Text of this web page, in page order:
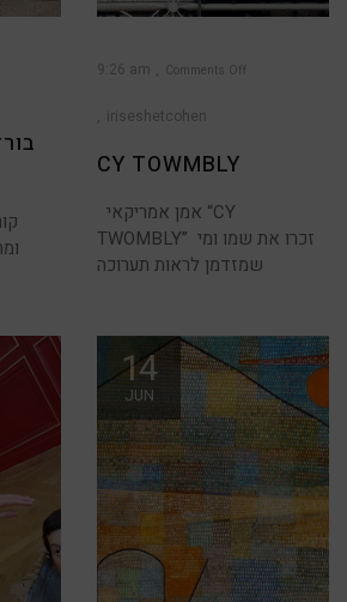
9:26 am Comments Off
iriseshetcohen
CY TOWMBLY
TWOMBLY” זכרו את שמו ומי
שמזדמן לראות תערוכה
14
JUN